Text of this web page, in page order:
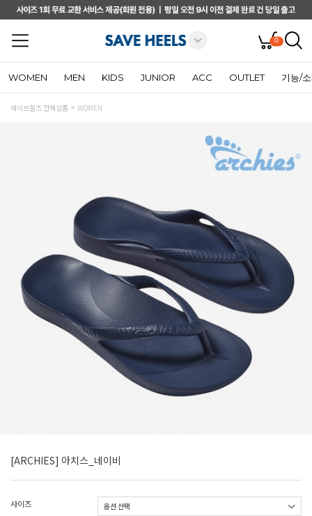
0
WOMEN MEN KIDS JUNIOR ACC OUTLET 기능/
세이브힐즈 전체상품 WOMEN
[ARCHIES] 아치스_네이비
사이즈